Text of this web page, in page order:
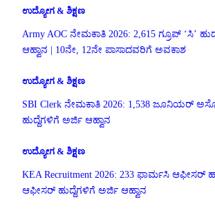
ಉದ್ಯೋಗ & ಶಿಕ್ಷಣ
Army AOC ನೇಮಕಾತಿ 2026: 2,615 ಗ್ರೂಪ್ ‘ಸಿ’
ಆಹ್ವಾನ | 10ನೇ, 12ನೇ ಪಾಸಾದವರಿಗೆ ಅವಕಾಶ
ಉದ್ಯೋಗ & ಶಿಕ್ಷಣ
SBI Clerk ನೇಮಕಾತಿ 2026: 1,538 ಜೂನಿಯರ್
ಹುದ್ದೆಗಳಿಗೆ ಅರ್ಜಿ ಆಹ್ವಾನ
ಉದ್ಯೋಗ & ಶಿಕ್ಷಣ
KEA Recruitment 2026: 233 ಫಾರ್ಮಸಿ ಆಫೀಸರ್
ಆಫೀಸರ್ ಹುದ್ದೆಗಳಿಗೆ ಅರ್ಜಿ ಆಹ್ವಾನ